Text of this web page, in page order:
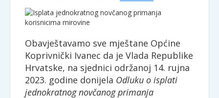
Obavještavamo sve mještane Općine
Koprivnički Ivanec da je Vlada Republike
Hrvatske, na sjednici održanoj 14. rujna
2023. godine donijela Odluku o isplati
jednokratnog novčanog primanja